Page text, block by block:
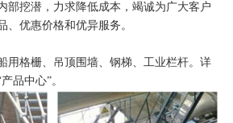
部挖潜，力求降低成本，竭诚为广大客户
、优惠价格和优异服务。
用格栅、吊顶围墙、钢梯、工业栏杆。详
品中心”。